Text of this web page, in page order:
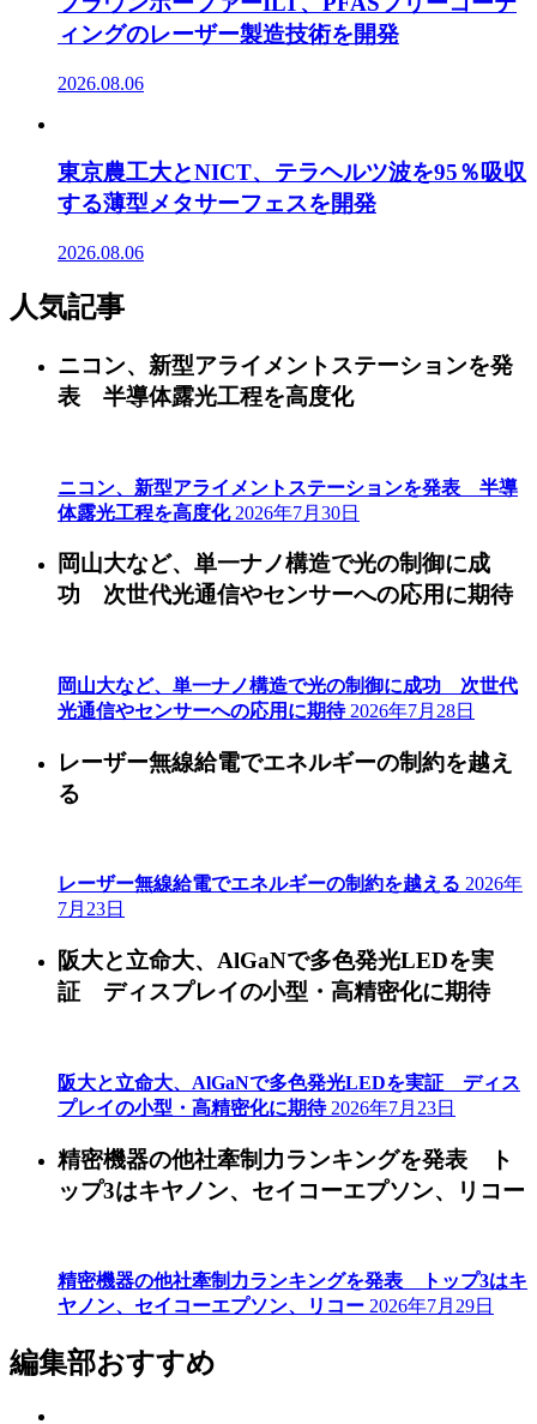
ィングのレーザー製造技術を開発
2026.08.06
東京農工大とNICT、テラヘルツ波を95％吸収
する薄型メタサーフェスを開発
2026.08.06
人気記事
ニコン、新型アライメントステーションを発
表 半導体露光工程を高度化
ニコン、新型アライメントステーションを発表 半導
体露光工程を高度化 2026年7月30日
岡山大など、単一ナノ構造で光の制御に成
功 次世代光通信やセンサーへの応用に期待
岡山大など、単一ナノ構造で光の制御に成功 次世代
光通信やセンサーへの応用に期待 2026年7月28日
レーザー無線給電でエネルギーの制約を越え
る
レーザー無線給電でエネルギーの制約を越える 2026年
7月23日
阪大と立命大、AlGaNで多色発光LEDを実
証 ディスプレイの小型・高精密化に期待
阪大と立命大、AlGaNで多色発光LEDを実証 ディス
プレイの小型・高精密化に期待 2026年7月23日
精密機器の他社牽制力ランキングを発表 ト
ップ3はキヤノン、セイコーエプソン、リコー
精密機器の他社牽制力ランキングを発表 トップ3はキ
ヤノン、セイコーエプソン、リコー 2026年7月29日
編集部おすすめ